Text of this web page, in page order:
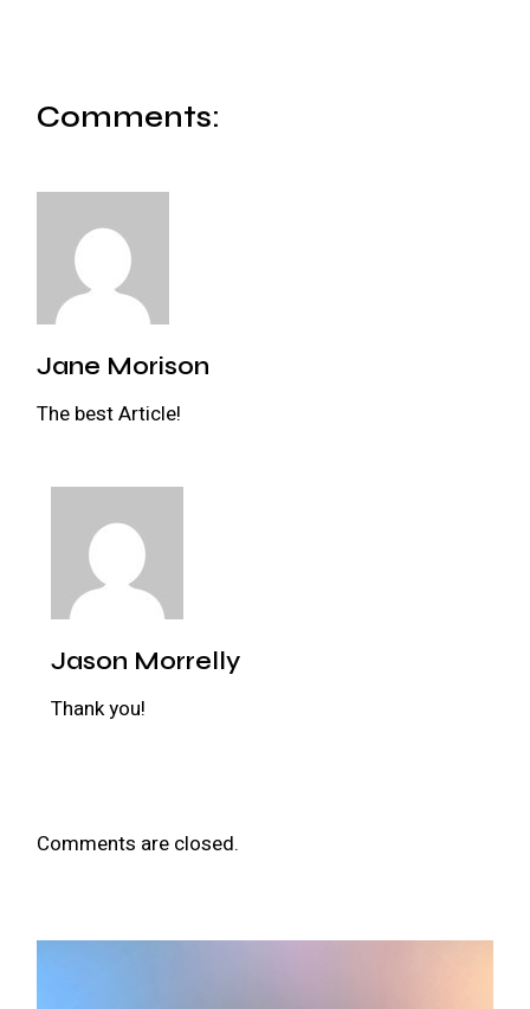
Comments:
Jane Morison
The best Article!
Jason Morrelly
Thank you!
Comments are closed.